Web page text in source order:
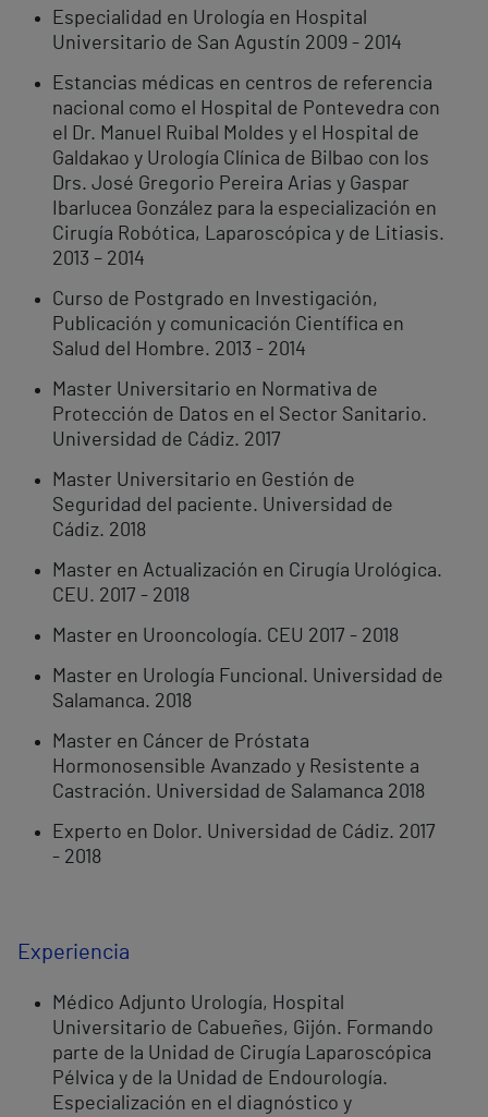
Especialidad en Urología en Hospital
Universitario de San Agustín 2009 - 2014
Estancias médicas en centros de referencia
nacional como el Hospital de Pontevedra con
el Dr. Manuel Ruibal Moldes y el Hospital de
Galdakao y Urología Clínica de Bilbao con los
Drs. José Gregorio Pereira Arias y Gaspar
Ibarlucea González para la especialización en
Cirugía Robótica, Laparoscópica y de Litiasis.
2013 – 2014
Curso de Postgrado en Investigación,
Publicación y comunicación Científica en
Salud del Hombre. 2013 - 2014
Master Universitario en Normativa de
Protección de Datos en el Sector Sanitario.
Universidad de Cádiz. 2017
Master Universitario en Gestión de
Seguridad del paciente. Universidad de
Cádiz. 2018
Master en Actualización en Cirugía Urológica.
CEU. 2017 - 2018
Master en Urooncología. CEU 2017 - 2018
Master en Urología Funcional. Universidad de
Salamanca. 2018
Master en Cáncer de Próstata
Hormonosensible Avanzado y Resistente a
Castración. Universidad de Salamanca 2018
Experto en Dolor. Universidad de Cádiz. 2017
- 2018
Experiencia
Médico Adjunto Urología, Hospital
Universitario de Cabueñes, Gijón. Formando
parte de la Unidad de Cirugía Laparoscópica
Pélvica y de la Unidad de Endourología.
Especialización en el diagnóstico y